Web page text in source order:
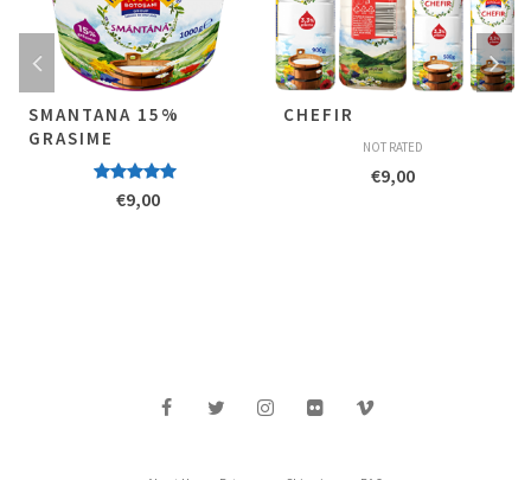
SMANTANA 15%
GRASIME
Evaluat la
5.00stele
€9,00
CHEFIR
NOT RATED
€9,00